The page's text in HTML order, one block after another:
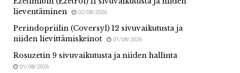
lieventäminen
02/08/2026
Perindopriilin (Coversyl) 12 sivuvaikutusta ja
niiden lievittämiskeinot
01/08/2026
Rosuzetin 9 sivuvaikutusta ja niiden hallinta
01/08/2026